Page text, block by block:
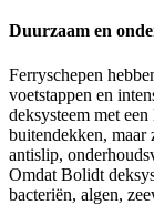
Duurzaam en
Ferryschepen
voetstappen en
deksysteem met
buitendekken,
antislip,
Omdat Bolidt
bacteriën, algen,